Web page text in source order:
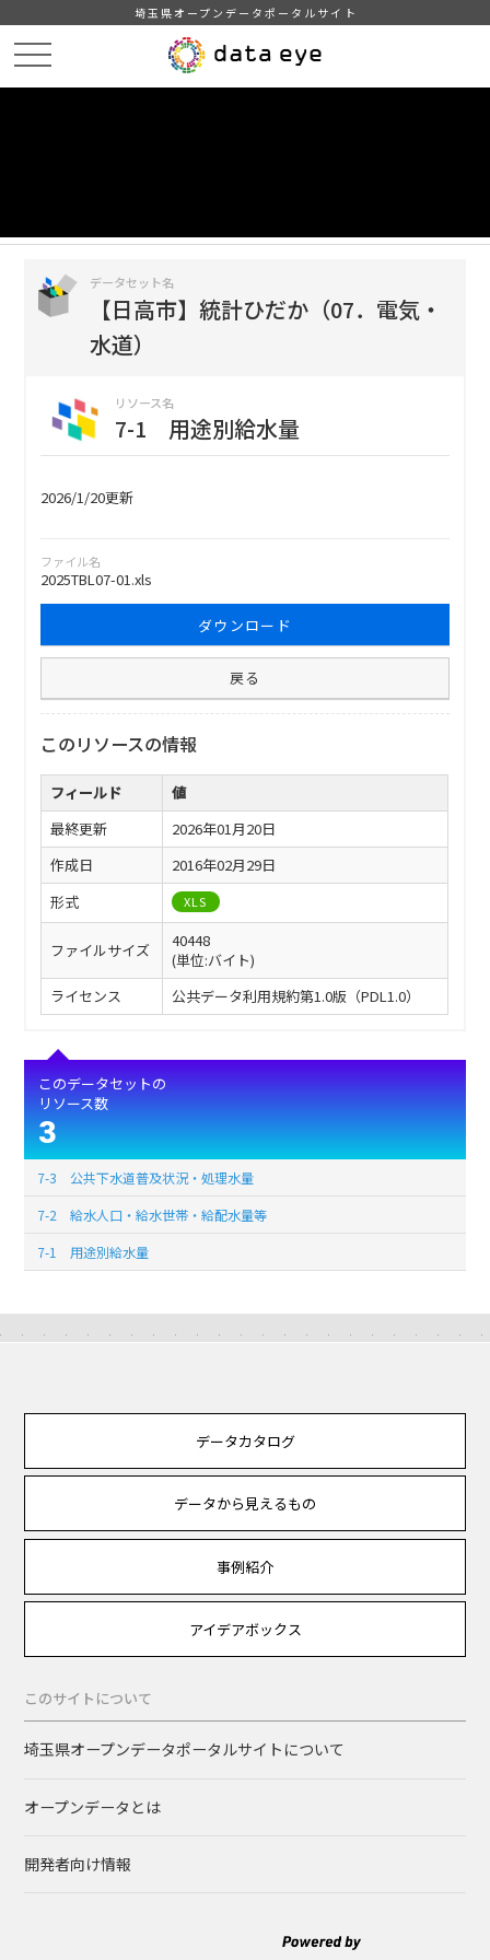
埼玉県オープンデータポータルサイト
データセット名
【日高市】統計ひだか（07．電気・
水道）
リソース名
7-1 用途別給水量
2026/1/20更新
ファイル名
2025TBL07-01.xls
ダウンロード
戻る
このリソースの情報
フィールド
値
最終更新
2026年01月20日
作成日
2016年02月29日
形式
XLS
ファイルサイズ
40448
(単位:バイト)
ライセンス
公共データ利用規約第1.0版（PDL1.0）
このデータセットの
リソース数
3
7-3 公共下水道普及状況・処理水量
7-2 給水人口・給水世帯・給配水量等
7-1 用途別給水量
データカタログ
データから見えるもの
事例紹介
アイデアボックス
このサイトについて
埼玉県オープンデータポータルサイトについて
オープンデータとは
開発者向け情報